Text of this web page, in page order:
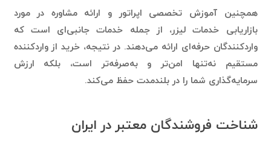
بازاریابی خدمات لیزر، از جمله خدمات جانبی‌ای است که
واردکنندگان حرفه‌ای ارائه می‌دهند. در نتیجه، خرید از واردکننده
مستقیم نه‌تنها امن‌تر و به‌صرفه‌تر است، بلکه ارزش
سرمایه‌گذاری شما را در بلندمدت حفظ می‌کند.